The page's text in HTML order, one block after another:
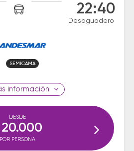
22:40
Desaguadero
SEMICAMA
información
DESDE
20.000
POR PERSONA